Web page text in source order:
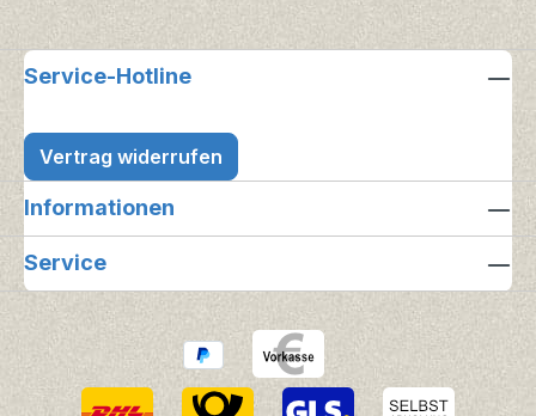
Service-Hotline
Vertrag widerrufen
Informationen
Service